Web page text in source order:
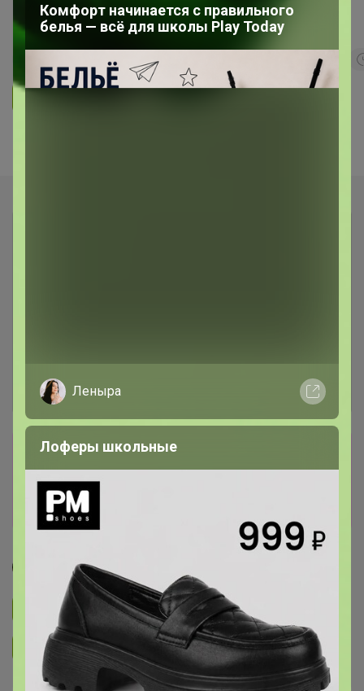
центр притяжения
5.0 359.8K 83.9K
Сбор заказов в данной закупке
завершен
Джилка
Подписаться на закупку 3.3K
Подписаться на организатора 6.7K
Комфорт начинается с правильного
белья — всё для школы Play Today
Леныра
Лоферы школьные